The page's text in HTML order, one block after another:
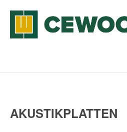
AKUSTIKPLATTEN